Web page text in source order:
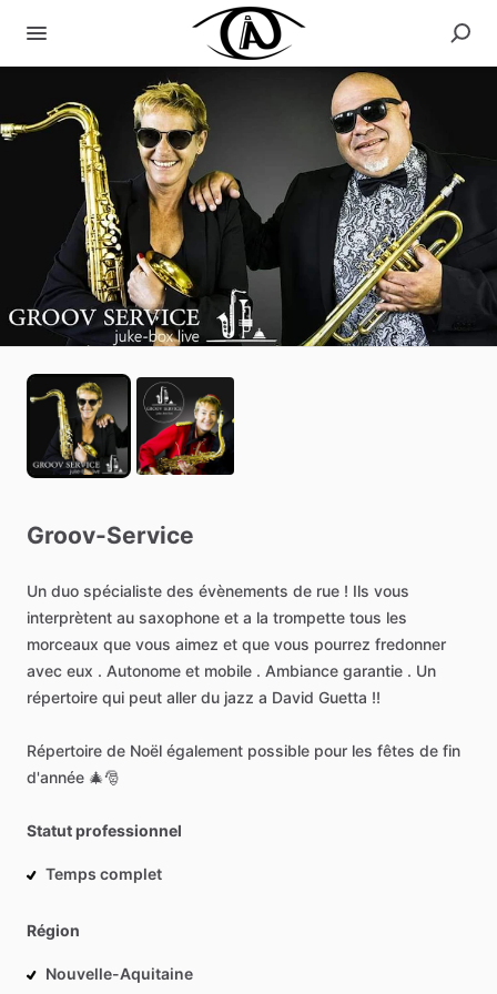
Groov-Service
Un duo spécialiste des évènements de rue ! Ils vous
interprètent au saxophone et a la trompette tous les
morceaux que vous aimez et que vous pourrez fredonner
avec eux . Autonome et mobile . Ambiance garantie . Un
répertoire qui peut aller du jazz a David Guetta !!
Répertoire de Noël également possible pour les fêtes de fin
d'année 🎄🎅
Statut professionnel
Temps complet
Région
Nouvelle-Aquitaine